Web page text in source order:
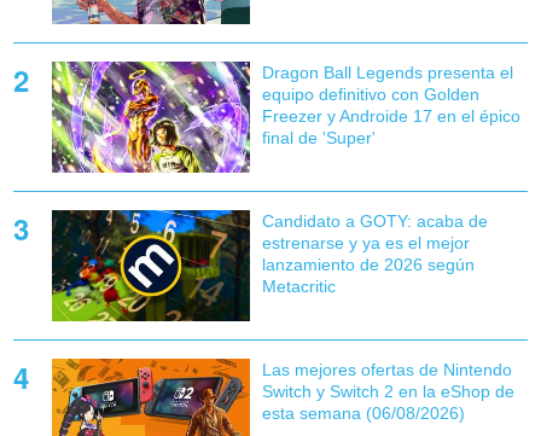
Dragon Ball Legends presenta el
equipo definitivo con Golden
Freezer y Androide 17 en el épico
final de 'Super'
Candidato a GOTY: acaba de
estrenarse y ya es el mejor
lanzamiento de 2026 según
Metacritic
Las mejores ofertas de Nintendo
Switch y Switch 2 en la eShop de
esta semana (06/08/2026)